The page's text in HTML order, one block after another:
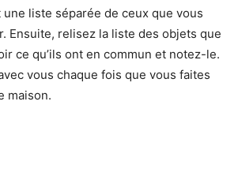
liste séparée de ceux que vous
Ensuite, relisez la liste des objets que
ce qu’ils ont en commun et notez-le.
vous chaque fois que vous faites
maison.